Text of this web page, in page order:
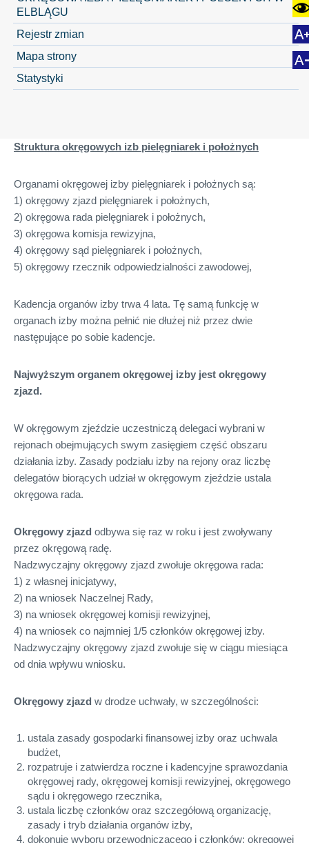
ELBLĄGU
Rejestr zmian
Mapa strony
Statystyki
Struktura okręgowych izb pielęgniarek i położnych
Organami okręgowej izby pielęgniarek i położnych są:
1) okręgowy zjazd pielęgniarek i położnych,
2) okręgowa rada pielęgniarek i położnych,
3) okręgowa komisja rewizyjna,
4) okręgowy sąd pielęgniarek i położnych,
5) okręgowy rzecznik odpowiedzialności zawodowej,
Kadencja organów izby trwa 4 lata. Tę samą funkcję w
organach izby można pełnić nie dłużej niż przez dwie
następujące po sobie kadencje.
Najwyższym organem okręgowej izby jest okręgowy
zjazd.
W okręgowym zjeździe uczestniczą delegaci wybrani w
rejonach obejmujących swym zasięgiem część obszaru
działania izby. Zasady podziału izby na rejony oraz liczbę
delegatów biorących udział w okręgowym zjeździe ustala
okręgowa rada.
Okręgowy zjazd odbywa się raz w roku i jest zwoływany
przez okręgową radę.
Nadzwyczajny okręgowy zjazd zwołuje okręgowa rada:
1) z własnej inicjatywy,
2) na wniosek Naczelnej Rady,
3) na wniosek okręgowej komisji rewizyjnej,
4) na wniosek co najmniej 1/5 członków okręgowej izby.
Nadzwyczajny okręgowy zjazd zwołuje się w ciągu miesiąca
od dnia wpływu wniosku.
Okręgowy zjazd w drodze uchwały, w szczególności:
ustala zasady gospodarki finansowej izby oraz uchwala
budżet,
rozpatruje i zatwierdza roczne i kadencyjne sprawozdania
okręgowej rady, okręgowej komisji rewizyjnej, okręgowego
sądu i okręgowego rzecznika,
ustala liczbę członków oraz szczegółową organizację,
zasady i tryb działania organów izby,
dokonuje wyboru przewodniczącego i członków: okręgowej